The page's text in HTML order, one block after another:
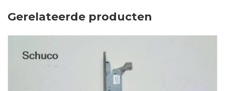
Gerelateerde producten